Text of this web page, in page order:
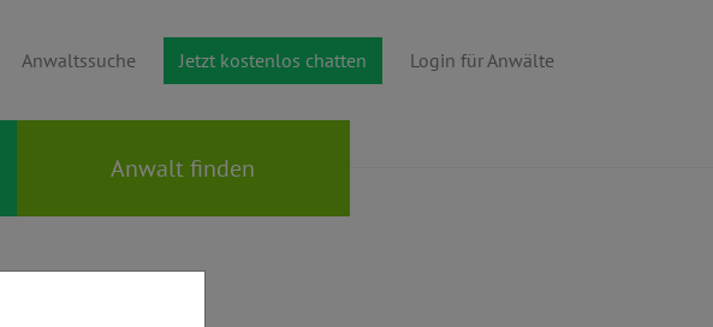
Anwaltssuche Jetzt kostenlos chatten Login für Anwälte